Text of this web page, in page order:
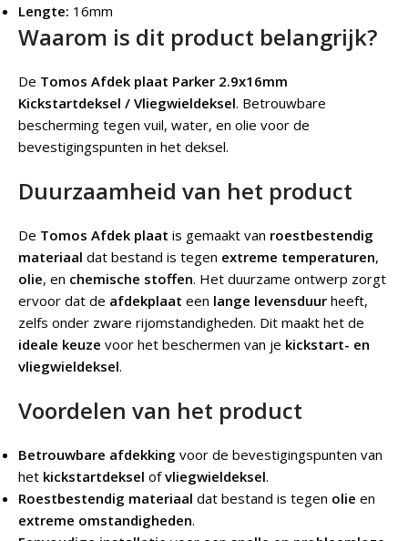
Lengte: 16mm
Waarom is dit product belangrijk?
De Tomos Afdek plaat Parker 2.9x16mm
Kickstartdeksel / Vliegwieldeksel. Betrouwbare
bescherming tegen vuil, water, en olie voor de
bevestigingspunten in het deksel.
Duurzaamheid van het product
De Tomos Afdek plaat is gemaakt van roestbestendig
materiaal dat bestand is tegen extreme temperaturen,
olie, en chemische stoffen. Het duurzame ontwerp zorgt
ervoor dat de afdekplaat een lange levensduur heeft,
zelfs onder zware rijomstandigheden. Dit maakt het de
ideale keuze voor het beschermen van je kickstart- en
vliegwieldeksel.
Voordelen van het product
Betrouwbare afdekking voor de bevestigingspunten van
het kickstartdeksel ofvliegwieldeksel.
Roestbestendig materiaal dat bestand is tegen olie en
extreme omstandigheden.